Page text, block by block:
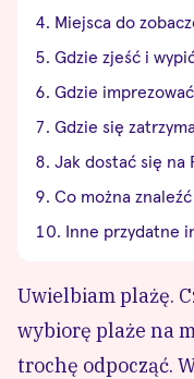
Miejsca do
Gdzie zjeść i
Gdzie
Gdzie się
Jak dostać się na
Co można
Inne przydatne
Uwielbiam plażę.
wybiorę plaże na
trochę odpocząć.